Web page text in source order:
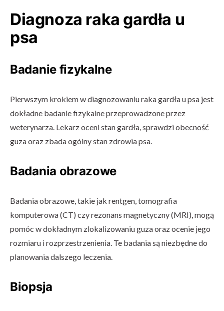
Diagnoza raka gardła u
psa
Badanie fizykalne
Pierwszym krokiem w diagnozowaniu raka gardła u psa jest
dokładne badanie fizykalne przeprowadzone przez
weterynarza. Lekarz oceni stan gardła, sprawdzi obecność
guza oraz zbada ogólny stan zdrowia psa.
Badania obrazowe
Badania obrazowe, takie jak rentgen, tomografia
komputerowa (CT) czy rezonans magnetyczny (MRI), mogą
pomóc w dokładnym zlokalizowaniu guza oraz ocenie jego
rozmiaru i rozprzestrzenienia. Te badania są niezbędne do
planowania dalszego leczenia.
Biopsja